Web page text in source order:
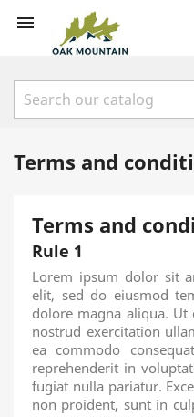

Terms and
Terms and
Rule 1
Lorem ipsum dolor sit
elit, sed do eiusmod
dolore magna aliqua.
nostrud exercitation
ea commodo
reprehenderit in
fugiat nulla pariatur.
non proident, sunt in